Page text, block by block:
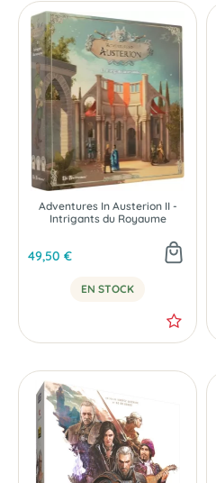
Adventures In Austerion II -
Intrigants du Royaume
49,50 €
EN STOCK